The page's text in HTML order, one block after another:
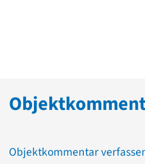
Objektkommentar